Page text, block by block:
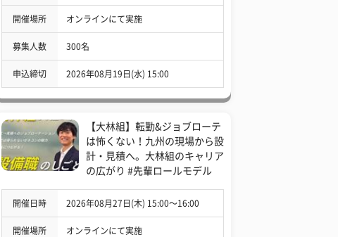
開催場所 オンラインにて実施
募集人数 300名
申込締切 2026年08月19日(水) 15:00
【大林組】転勤&ジョブローテ
は怖くない！九州の現場から設
計・見積へ。大林組のキャリア
の広がり #先輩ロールモデル
開催日時 2026年08月27日(木) 15:00〜16:00
開催場所 オンラインにて実施